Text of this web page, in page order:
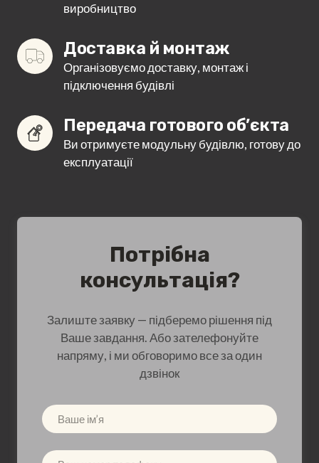
виробництво
Доставка й монтаж
Організовуємо доставку, монтаж і
підключення будівлі
Передача готового об’єкта
Ви отримуєте модульну будівлю, готову до
експлуатації
Потрібна
консультація?
Залиште заявку — підберемо рішення під
Ваше завдання. Або зателефонуйте
напряму, і ми обговоримо все за один
дзвінок